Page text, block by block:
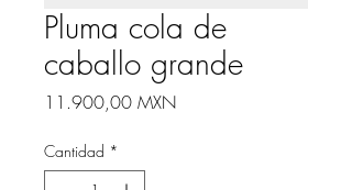
Pluma cola de
caballo grande
11.900,00 MXNPrecio
Cantidad *